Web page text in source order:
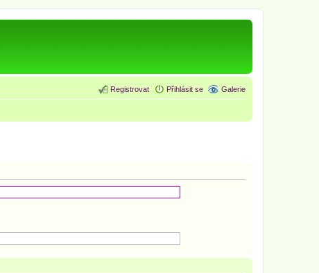
Galerie
Přihlásit se
Registrovat